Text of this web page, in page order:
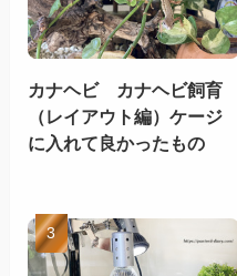
カナヘビ カナヘビ飼育
（レイアウト編）ケージ
に入れて良かったもの